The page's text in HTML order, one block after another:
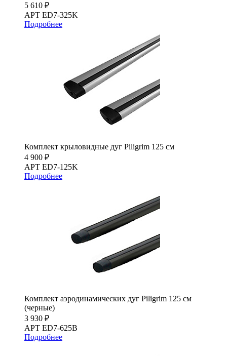
5 610 ₽
АРТ ED7-325K
Подробнее
Комплект крыловидные дуг Piligrim 125 см
4 900 ₽
АРТ ED7-125K
Подробнее
Комплект аэродинамических дуг Piligrim 125 см
(черные)
3 930 ₽
АРТ ED7-625B
Подробнее